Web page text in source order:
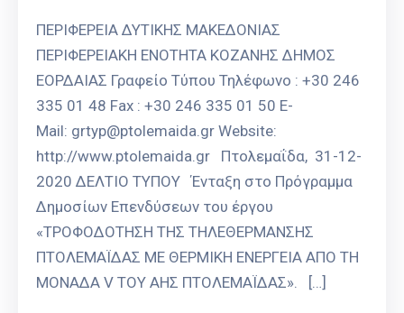
ΠΕΡΙΦΕΡΕΙΑ ΔΥΤΙΚΗΣ ΜΑΚΕΔΟΝΙΑΣ
ΠΕΡΙΦΕΡΕΙΑΚΗ ΕΝΟΤΗΤΑ ΚΟΖΑΝΗΣ ΔΗΜΟΣ
ΕΟΡΔΑΙΑΣ Γραφείο Τύπου Τηλέφωνο : +30 246
335 01 48 Fax : +30 246 335 01 50 E-
Mail: grtyp@ptolemaida.gr Website:
http://www.ptolemaida.gr Πτολεμαΐδα, 31-12-
2020 ΔΕΛΤΙΟ ΤΥΠΟΥ Ένταξη στο Πρόγραμμα
Δημοσίων Επενδύσεων του έργου
«ΤΡΟΦΟΔΟΤΗΣΗ ΤΗΣ ΤΗΛΕΘΕΡΜΑΝΣΗΣ
ΠΤΟΛΕΜΑΪΔΑΣ ΜΕ ΘΕΡΜΙΚΗ ΕΝΕΡΓΕΙΑ ΑΠΟ ΤΗ
ΜΟΝΑΔΑ V ΤΟΥ ΑΗΣ ΠΤΟΛΕΜΑΪΔΑΣ». […]